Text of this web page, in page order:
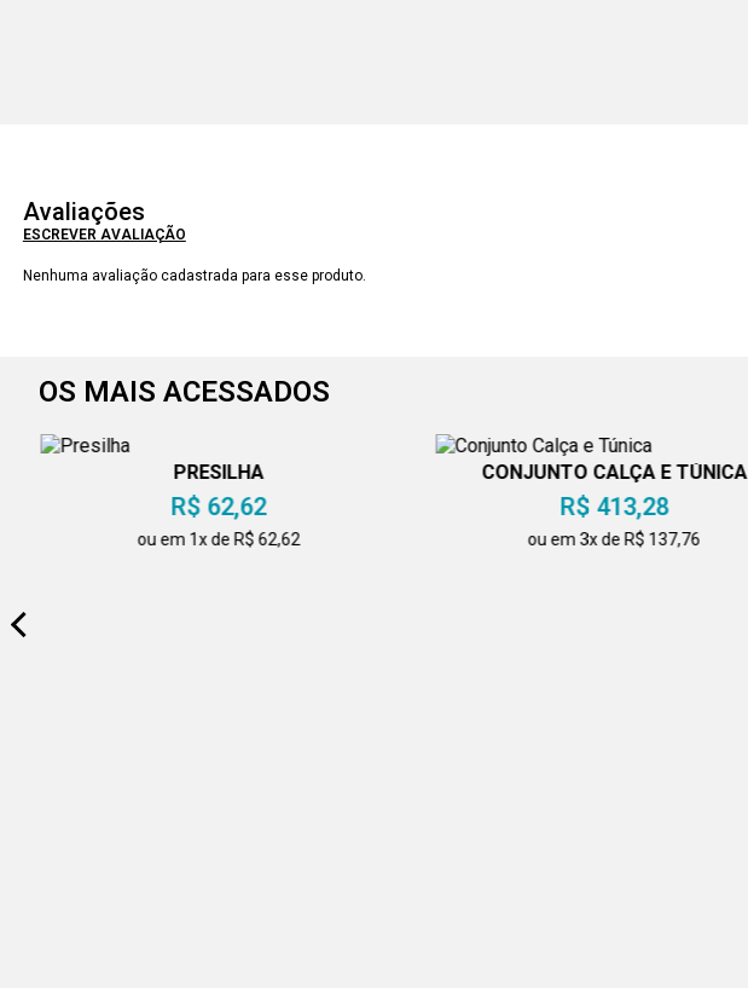
Avaliações
ESCREVER AVALIAÇÃO
Nenhuma avaliação cadastrada para esse produto.
OS MAIS ACESSADOS
PRESILHA
R$ 62,62
ou em 1x de R$ 62,62
CONJUNTO CALÇA E TÚNICA
R$ 413,28
ou em 3x de R$ 137,76